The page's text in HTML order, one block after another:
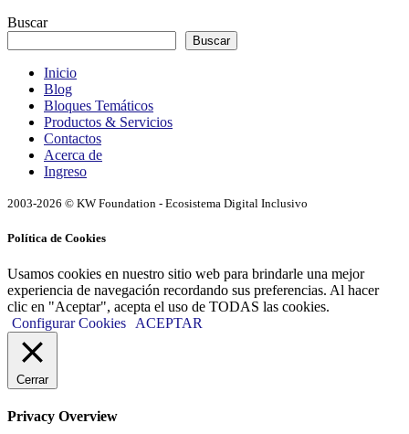
Buscar
Buscar
Inicio
Blog
Bloques Temáticos
Productos & Servicios
Contactos
Acerca de
Ingreso
2003-2026 © KW Foundation - Ecosistema Digital Inclusivo
Política de Cookies
Usamos cookies en nuestro sitio web para brindarle una mejor
experiencia de navegación recordando sus preferencias. Al hacer
clic en "Aceptar", acepta el uso de TODAS las cookies.
Configurar Cookies
ACEPTAR
Cerrar
Privacy Overview